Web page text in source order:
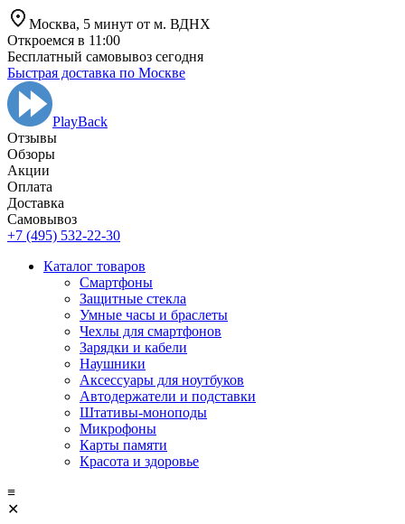
Москва, 5 минут от м. ВДНХ
Откроемся в 11:00
Бесплатный самовывоз сегодня
Быстрая доставка по Москве
PlayBack
Отзывы
Обзоры
Aкции
Оплата
Доставка
Самовывоз
+7 (495) 532-22-30
Каталог товаров
Смартфоны
Защитные стекла
Умные часы и браслеты
Чехлы для смартфонов
Зарядки и кабели
Наушники
Аксессуары для ноутбуков
Автодержатели и подставки
Штативы-моноподы
Микрофоны
Карты памяти
Красота и здоровье
≡
✕